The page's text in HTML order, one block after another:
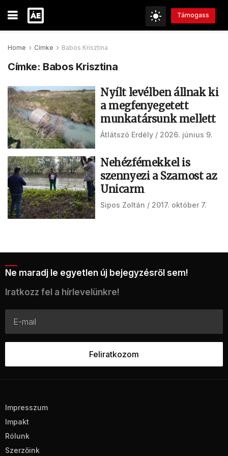
Támogass
Home Címke Babos Krisztina
Címke: Babos Krisztina
Nyílt levélben állnak ki
a megfenyegetett
munkatársunk mellett
Átlátszó Erdély 2026. június 9.
Nehézfémekkel is
szennyezi a Szamost az
Unicarm
Sipos Zoltán 2017. október 7.
Ne maradj le egyetlen új bejegyzésről sem!
Iratkozz fel a hírlevelünkre!
Impresszum
Impakt
Rólunk
Szerzőink